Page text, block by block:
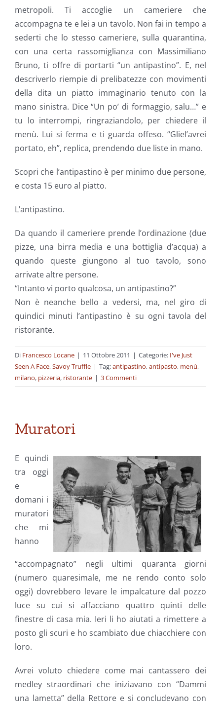
metropoli. Ti accoglie un cameriere che
accompagna te e lei a un tavolo. Non fai in tempo a
sederti che lo stesso cameriere, sulla quarantina,
con una certa rassomiglianza con Massimiliano
Bruno, ti offre di portarti “un antipastino”. E, nel
descriverlo riempie di prelibatezze con movimenti
della dita un piatto immaginario tenuto con la
mano sinistra. Dice “Un po’ di formaggio, salu…” e
tu lo interrompi, ringraziandolo, per chiedere il
menù. Lui si ferma e ti guarda offeso. “Gliel’avrei
portato, eh”, replica, prendendo due liste in mano.
Scopri che l’antipastino è per minimo due persone,
e costa 15 euro al piatto.
L’antipastino.
Da quando il cameriere prende l’ordinazione (due
pizze, una birra media e una bottiglia d’acqua) a
quando queste giungono al tuo tavolo, sono
arrivate altre persone.
“Intanto vi porto qualcosa, un antipastino?”
Non è neanche bello a vedersi, ma, nel giro di
quindici minuti l’antipastino è su ogni tavola del
ristorante.
Di Francesco Locane | 11 Ottobre 2011 | Categorie: I've Just
Seen A Face,Savoy Truffle | Tag:antipastino,antipasto, menù,
milano, pizzeria, ristorante | 3 Commenti
Muratori
E quindi
tra oggi
e
domani i
muratori
che mi
hanno
“accompagnato” negli ultimi quaranta giorni
(numero quaresimale, me ne rendo conto solo
oggi) dovrebbero levare le impalcature dal pozzo
luce su cui si affacciano quattro quinti delle
finestre di casa mia. Ieri li ho aiutati a rimettere a
posto gli scuri e ho scambiato due chiacchiere con
loro.
Avrei voluto chiedere come mai cantassero dei
medley straordinari che iniziavano con “Dammi
una lametta” della Rettore e si concludevano con